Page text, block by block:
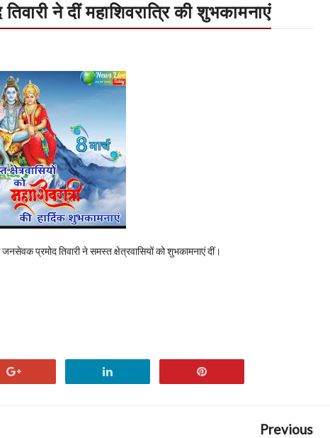
ने दीं महाशिवरात्रि की शुभकामनाएं
प्रमोद तिवारी ने समस्त क्षेत्रवासियों को शुभकामनाएं दीं।
Previous